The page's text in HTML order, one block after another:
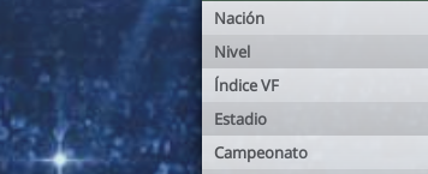
Nación
Nivel
Índice VF
Estadio
Campeonato